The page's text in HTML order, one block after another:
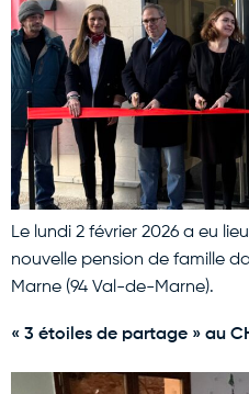
Le lundi 2 février 2026 a eu
nouvelle pension de famille
Marne (94 Val-de-Marne).
« 3 étoiles de partage » au